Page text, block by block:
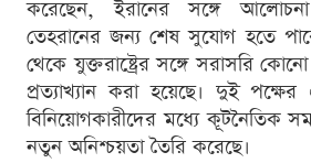
করেছেন, ইরানের সঙ্গে
তেহরানের জন্য শেষ সুযোগ হতে
থেকে যুক্তরাষ্ট্রের সঙ্গে সরাসরি
প্রত্যাখ্যান করা হয়েছে। দুই
বিনিয়োগকারীদের মধ্যে কূটনৈতিক
নতুন অনিশ্চয়তা তৈরি করেছে।